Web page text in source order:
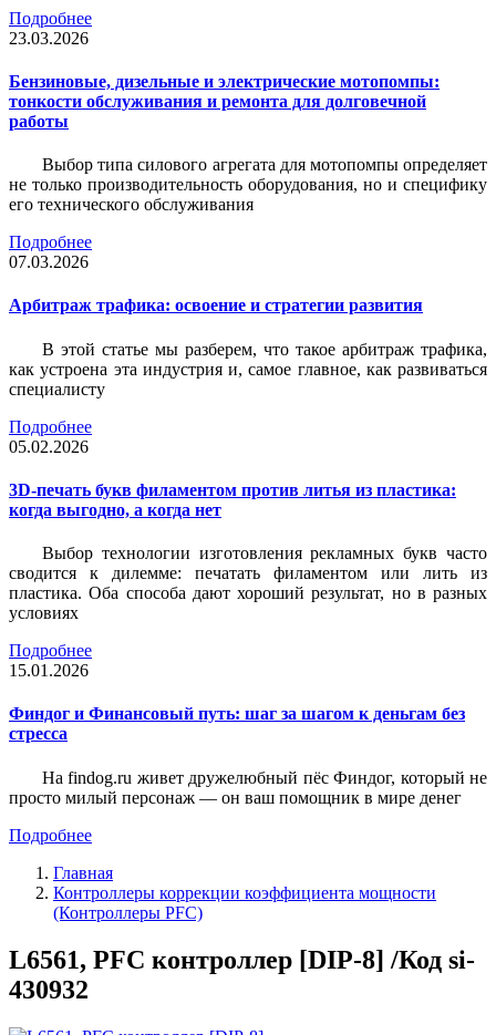
Подробнее
23.03.2026
Бензиновые, дизельные и электрические мотопомпы:
тонкости обслуживания и ремонта для долговечной
работы
Выбор типа силового агрегата для мотопомпы определяет
не только производительность оборудования, но и специфику
его технического обслуживания
Подробнее
07.03.2026
Арбитраж трафика: освоение и стратегии развития
В этой статье мы разберем, что такое арбитраж трафика,
как устроена эта индустрия и, самое главное, как развиваться
специалисту
Подробнее
05.02.2026
3D-печать букв филаментом против литья из пластика:
когда выгодно, а когда нет
Выбор технологии изготовления рекламных букв часто
сводится к дилемме: печатать филаментом или лить из
пластика. Оба способа дают хороший результат, но в разных
условиях
Подробнее
15.01.2026
Финдог и Финансовый путь: шаг за шагом к деньгам без
стресса
На findog.ru живет дружелюбный пёс Финдог, который не
просто милый персонаж — он ваш помощник в мире денег
Подробнее
Главная
Контроллеры коррекции коэффициента мощности
(Контроллеры PFC)
L6561, PFC контроллер [DIP-8] /Код si-
430932